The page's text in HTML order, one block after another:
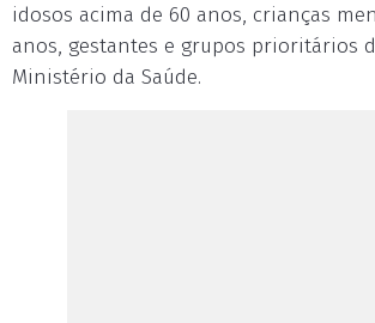
idosos acima de 60 anos, crianças
anos, gestantes e grupos prioritários
Ministério da Saúde.